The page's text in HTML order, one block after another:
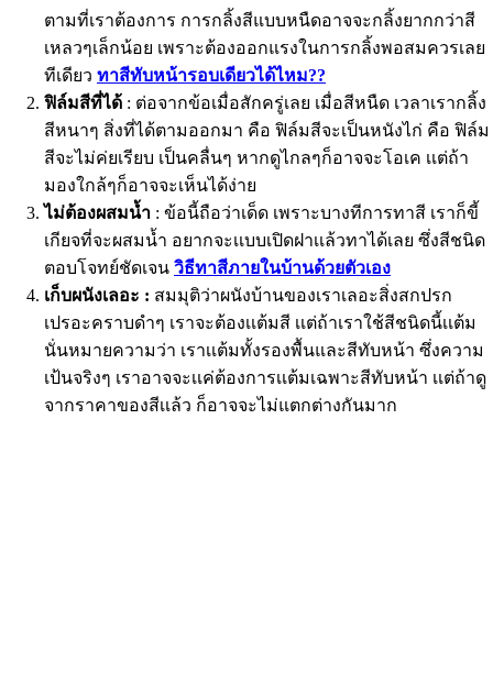
ตามที่เราต้องการ การกลิ้งสีแบบหนืดอาจจะกลิ้งยากกว่าสี
เหลวๆเล็กน้อย เพราะต้องออกแรงในการกลิ้งพอสมควรเลย
ทีเดียว ทาสีทับหน้ารอบเดียวได้ไหม??
ฟิล์มสีที่ได้ : ต่อจากข้อเมื่อสักครู่เลย เมื่อสีหนืด เวลาเรากลิ้ง
สีหนาๆ สิ่งที่ได้ตามออกมา คือ ฟิล์มสีจะเป็นหนังไก่ คือ ฟิล์ม
สีจะไม่ค่ยเรียบ เป็นคลื่นๆ หากดูไกลๆก็อาจจะโอเค เเต่ถ้า
มองใกล้ๆก็อาจจะเห็นได้ง่าย
ไม่ต้องผสมน้ำ : ข้อนี้ถือว่าเด็ด เพราะบางทีการทาสี เราก็ขี้
เกียจที่จะผสมน้ำ อยากจะเเบบเปิดฝาเเล้วทาได้เลย ซึ่งสีชนิด
ตอบโจทย์ชัดเจน วิธีทาสีภายในบ้านด้วยตัวเอง
เก็บผนังเลอะ : สมมุติว่าผนังบ้านของเราเลอะสิ่งสกปรก
เปรอะคราบดำๆ เราจะต้องเเต้มสี เเต่ถ้าเราใช้สีชนิดนี้เเต้ม
นั่นหมายความว่า เราเเต้มทั้งรองพื้นและสีทับหน้า ซึ่งความ
เป้นจริงๆ เราอาจจะเเค่ต้องการเเต้มเฉพาะสีทับหน้า เเต่ถ้าดู
จากราคาของสีเเล้ว ก็อาจจะไม่แตกต่างกันมาก